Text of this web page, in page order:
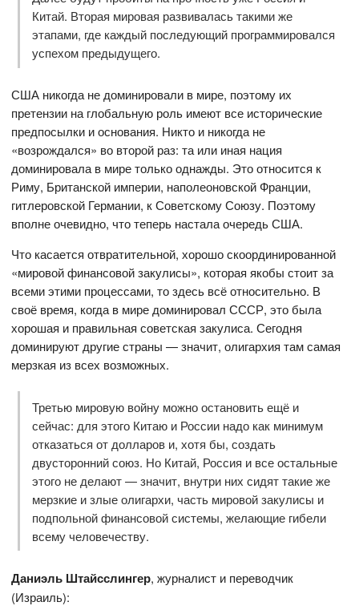
Китай. Вторая мировая развивалась такими же
этапами, где каждый последующий программировался
успехом предыдущего.
США никогда не доминировали в мире, поэтому их
претензии на глобальную роль имеют все исторические
предпосылки и основания. Никто и никогда не
«возрождался» во второй раз: та или иная нация
доминировала в мире только однажды. Это относится к
Риму, Британской империи, наполеоновской Франции,
гитлеровской Германии, к Советскому Союзу. Поэтому
вполне очевидно, что теперь настала очередь США.
Что касается отвратительной, хорошо скоординированной
«мировой финансовой закулисы», которая якобы стоит за
всеми этими процессами, то здесь всё относительно. В
своё время, когда в мире доминировал СССР, это была
хорошая и правильная советская закулиса. Сегодня
доминируют другие страны — значит, олигархия там самая
мерзкая из всех возможных.
Третью мировую войну можно остановить ещё и
сейчас: для этого Китаю и России надо как минимум
отказаться от долларов и, хотя бы, создать
двусторонний союз. Но Китай, Россия и все остальные
этого не делают — значит, внутри них сидят такие же
мерзкие и злые олигархи, часть мировой закулисы и
подпольной финансовой системы, желающие гибели
всему человечеству.
Даниэль Штайсслингер, журналист и переводчик
(Израиль):